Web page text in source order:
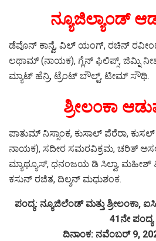
ನ್ಯೂಜಿಲ್ಯಾಂಡ್
ಡೆವೊನ್ ಕಾನ್ವೆ, ವಿಲ್ ಯಂಗ್, ರಚಿನ್
ಲಥಾಮ್ (ನಾಯಕ), ಗ್ಲೆನ್ ಫಿಲಿಪ್ಸ್, ಜಿಮ್ನಿ
ಮ್ಯಾಟ್ ಹೆನ್ರಿ, ಟ್ರೆಂಟ್ ಬೌಲ್ಟ್, ಟೀಮ್ ಸೌಥಿ.
ಶ್ರೀಲಂಕಾ
ಪಾತುಮ್ ನಿಸ್ಸಾಂಕ, ಕುಸಾಲ್ ಪೆರೆರಾ,
ನಾಯಕ), ಸದೀರ ಸಮರವಿಕ್ರಮ, ಚರಿತ್
ಮ್ಯಾಥ್ಯೂಸ್, ಧನಂಜಯ ಡಿ ಸಿಲ್ವಾ, ಮಹೀಶ್
ಕಸುನ್ ರಜಿತ, ದಿಲ್ಶನ್ ಮಧುಶಂಕ.
ಪಂದ್ಯ: ನ್ಯೂಜಿಲೆಂಡ್ ಮತ್ತು ಶ್ರೀಲಂಕಾ,
41ನೇ ಪಂದ್ಯ
ದಿನಾಂಕ: ನವೆಂಬರ್ 9,